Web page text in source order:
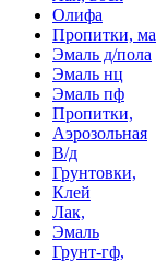
Олифа
Пропитки,
Эмаль д/пола
Эмаль нц
Эмаль пф
Пропитки,
Аэрозольная
В/д
Грунтовки,
Клей
Лак,
Эмаль
Грунт-гф,